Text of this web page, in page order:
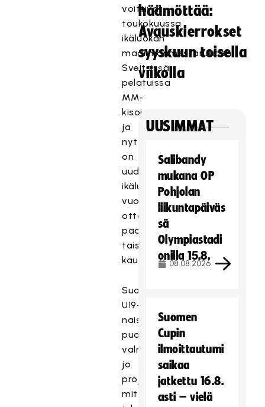
voittivat
toukokuussa
ikäluokan
maailmanmestaruuden
Sveitsissä
pelatuissa
MM-
kisoissa,
ja
nyt
on
uuden
ikäluokan
vuoro
ottaa
päävastuu
taistelusta
kaukalossa.
Suomen
U19-
naiset
puolestaan
valmistautuvat
jo
projektin
mittaan
häämöttää:
Avauskierrokset
syyskuun toisella
viikolla
UUSIMMAT
Salibandy
mukana OP
Pohjolan
liikuntapäiväs
sä
Olympiastadi
onilla 15.8.
08.08.2026
Suomen
Cupin
ilmoittautumi
saikaa
jatkettu 16.8.
asti – vielä